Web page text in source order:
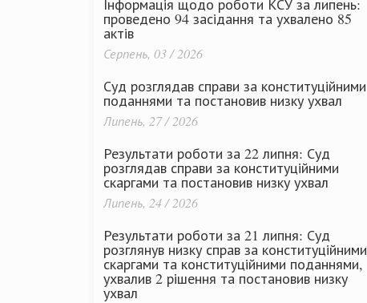
Інформація щодо роботи КСУ за липень:
проведено 94 засідання та ухвалено 85
актів
Серпень, 03 / 2026
Суд розглядав справи за конституційними
поданнями та постановив низку ухвал
Липень, 27 / 2026
Результати роботи за 22 липня: Суд
розглядав справи за конституційними
скаргами та постановив низку ухвал
Липень, 24 / 2026
Результати роботи за 21 липня: Суд
розглянув низку справ за конституційними
скаргами та конституційними поданнями,
ухвалив 2 рішення та постановив низку
ухвал